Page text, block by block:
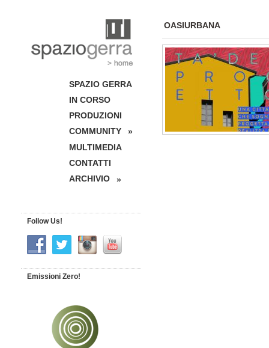
OASIURBANA
SPAZIO GERRA
IN CORSO
PRODUZIONI
COMMUNITY
»
MULTIMEDIA
CONTATTI
ARCHIVIO
»
Follow Us!
Emissioni Zero!